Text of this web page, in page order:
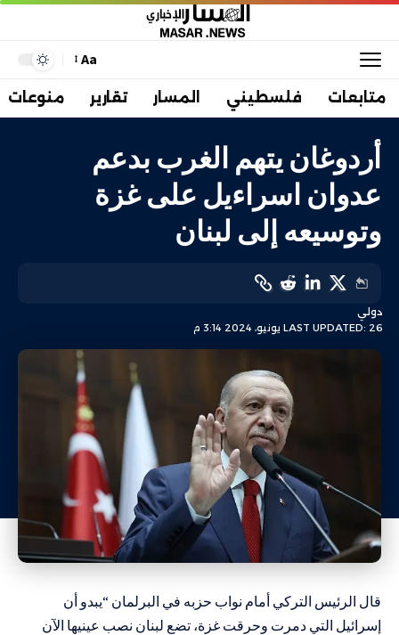
Aa
متابعات فلسطيني المسار تقارير منوعات
أردوغان يتهم الغرب بدعم
عدوان اسراءيل على غزة
وتوسيعه إلى لبنان
LAST UPDATED: 26 يونيو، 2024 3:14 م
دولي
قال الرئيس التركي أمام نواب حزبه في البرلمان “يبدو أن
إسرائيل التي دمرت وحرقت غزة، تضع لبنان نصب عينيها الآن